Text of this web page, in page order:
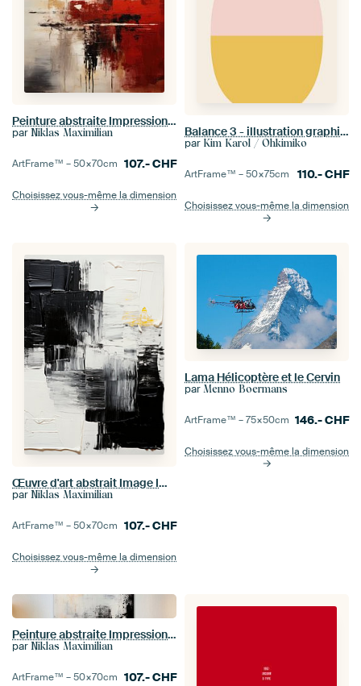
Peinture abstraite Impression d'art Moderne Rouge, jaune et blanc
par Niklas Maximilian
ArtFrame™ –50×70cm 107.-CHF
Choisissez vous-même la dimension
Balance 3 - illustration graphique en couleurs douces
par Kim Karol / Ohkimiko
ArtFrame™ –50×75cm 110.-CHF
Choisissez vous-même la dimension
Œuvre d'art abstrait Image Impression d'art Peinture Noir Blanc
par Niklas Maximilian
ArtFrame™ –50×70cm 107.-CHF
Choisissez vous-même la dimension
Lama Hélicoptère et le Cervin
par Menno Boermans
ArtFrame™ –75×50cm 146.-CHF
Choisissez vous-même la dimension
Peinture abstraite Impression d'art Moderne Noir Blanc
par Niklas Maximilian
ArtFrame™ –50×70cm 107.-CHF